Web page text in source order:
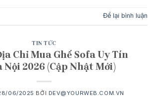
Để lại bình luận
TIN TỨC
Chỉ Mua Ghế Sofa Uy Tín
Nội 2026 (Cập Nhật Mới)
06/2025 BỞI DEV@YOURWEB.COM.VN